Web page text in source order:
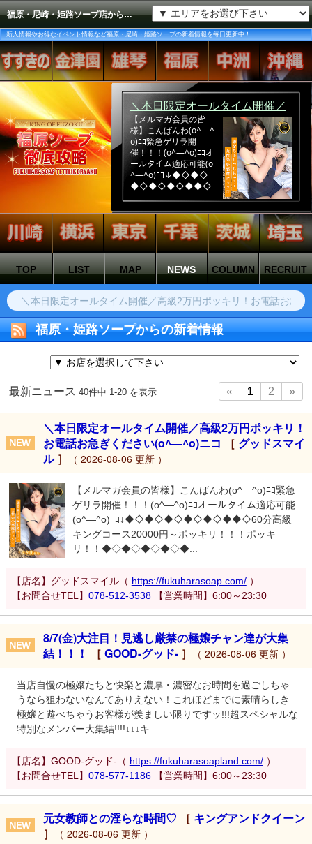
福原・尼崎・姫路ソープ店からの新着情報をどしどし配信するコーナーです。
新人情報やお得なイベント情報など福原・尼崎・姫路ソープの新着情報を毎日更新中！
TOP LIST MAP NEWS COLUMN RECRUIT
8/7(金)大注目！見逃し厳禁の極嬢チャン達が大集結！！！
福原・姫路ソープからの新着情報
最新ニュース 40件中 1-20 を表示 « 1 2 »
＼本日限定オールタイム開催／高級2万円ポッキリ！
お電話お急ぎください(o^―^o)ニコ
［ グッドスマイ
ル］ （ 2026-08-06 更新 ）
【メルマガ会員の皆様】こんばんわ(o^―^o)ﾆｺ緊急
ゲリラ開催！！！(o^―^o)ﾆｺオールタイム適応可能
(o^―^o)ﾆｺ↓◆◇◆◇◆◇◆◇◆◇◆◆◇60分高級
キングコース20000円～ポッキリ！！！ポッキ
リ！！◆◇◆◇◆◇◆◇◆...
【店名】グッドスマイル（ https://fukuharasoap.com/）
【お問合せTEL】 078-512-3538【営業時間】6:00～23:30
8/7(金)大注目！見逃し厳禁の極嬢チャン達が大集
結！！！
［GOOD-グッド- ］ （ 2026-08-06 更新 ）
当店自慢の極嬢たちと快楽と濃厚・濃密なお時間を過ごしちゃ
うなら狙わないなんてありえない！これほどまでに素晴らしき
極嬢と遊べちゃうお客様が羨ましい限りですッ!!!超スペシャルな
特別なメンバー大集結!!!!↓↓↓キ...
【店名】GOOD-グッド-（ https://fukuharasoapland.com/）
【お問合せTEL】 078-577-1186【営業時間】6:00～23:30
元女教師との淫らな時間♡ ［ キングアンドクイーン
］
（ 2026-08-06 更新 ）